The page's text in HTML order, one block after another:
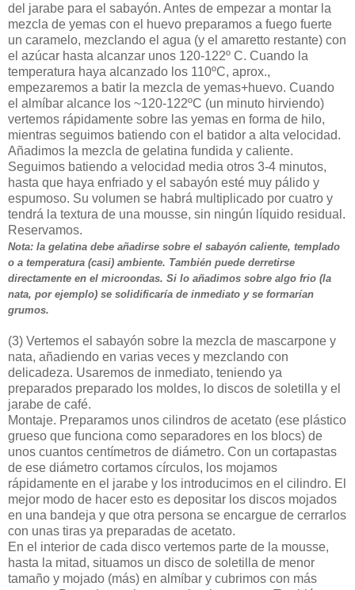
del jarabe para el sabayón. Antes de empezar a montar la
mezcla de yemas con el huevo preparamos a fuego fuerte
un caramelo, mezclando el agua (y el amaretto restante) con
el azúcar hasta alcanzar unos 120-122º C. Cuando la
temperatura haya alcanzado los 110ºC, aprox.,
empezaremos a batir la mezcla de yemas+huevo. Cuando
el almíbar alcance los ~120-122ºC (un minuto hirviendo)
vertemos rápidamente sobre las yemas en forma de hilo,
mientras seguimos batiendo con el batidor a alta velocidad.
Añadimos la mezcla de gelatina fundida y caliente.
Seguimos batiendo a velocidad media otros 3-4 minutos,
hasta que haya enfriado y el sabayón esté muy pálido y
espumoso. Su volumen se habrá multiplicado por cuatro y
tendrá la textura de una mousse, sin ningún líquido residual.
Reservamos.
Nota: la gelatina debe añadirse sobre el sabayón caliente, templado
o a temperatura (casi) ambiente. También puede derretirse
directamente en el microondas. Si lo añadimos sobre algo frio (la
nata, por ejemplo) se solidificaría de inmediato y se formarían
grumos.
(3) Vertemos el sabayón sobre la mezcla de mascarpone y
nata, añadiendo en varias veces y mezclando con
delicadeza. Usaremos de inmediato, teniendo ya
preparados preparado los moldes, lo discos de soletilla y el
jarabe de café.
Montaje. Preparamos unos cilindros de acetato (ese plástico
grueso que funciona como separadores en los blocs) de
unos cuantos centímetros de diámetro. Con un cortapastas
de ese diámetro cortamos círculos, los mojamos
rápidamente en el jarabe y los introducimos en el cilindro. El
mejor modo de hacer esto es depositar los discos mojados
en una bandeja y que otra persona se encargue de cerrarlos
con unas tiras ya preparadas de acetato.
En el interior de cada disco vertemos parte de la mousse,
hasta la mitad, situamos un disco de soletilla de menor
tamaño y mojado (más) en almíbar y cubrimos con más